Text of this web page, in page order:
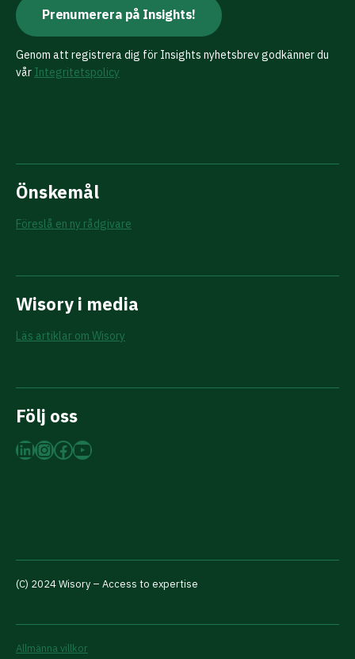
Genom att registrera dig för Insights nyhetsbrev godkänner du
vår Integritetspolicy
Önskemål
Föreslå en ny rådgivare
Wisory i media
Läs artiklar om Wisory
Följ oss
LinkedIn
Instagram
Facebook
YouTube
(C) 2024 Wisory – Access to expertise
Allmänna villkor